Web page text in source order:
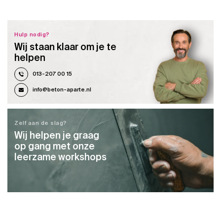
Hulp nodig?
Wij staan klaar om je te
helpen
013-207 00 15
info@beton-aparte.nl
Zelf aan de slag?
Wij helpen je graag
op gang met onze
leerzame workshops